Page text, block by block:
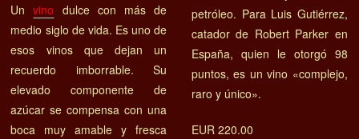
Unvino dulce con más de
medio siglo de vida. Es uno de
esos vinos que dejan un
recuerdo imborrable. Su
elevado componente de
azúcar se compensa con una
boca muy amable y fresca
petróleo. Para Luis Gutiérrez,
catador de Robert Parker en
España, quien le otorgó 98
puntos, es un vino «complejo,
raro y único».
EUR 220.00